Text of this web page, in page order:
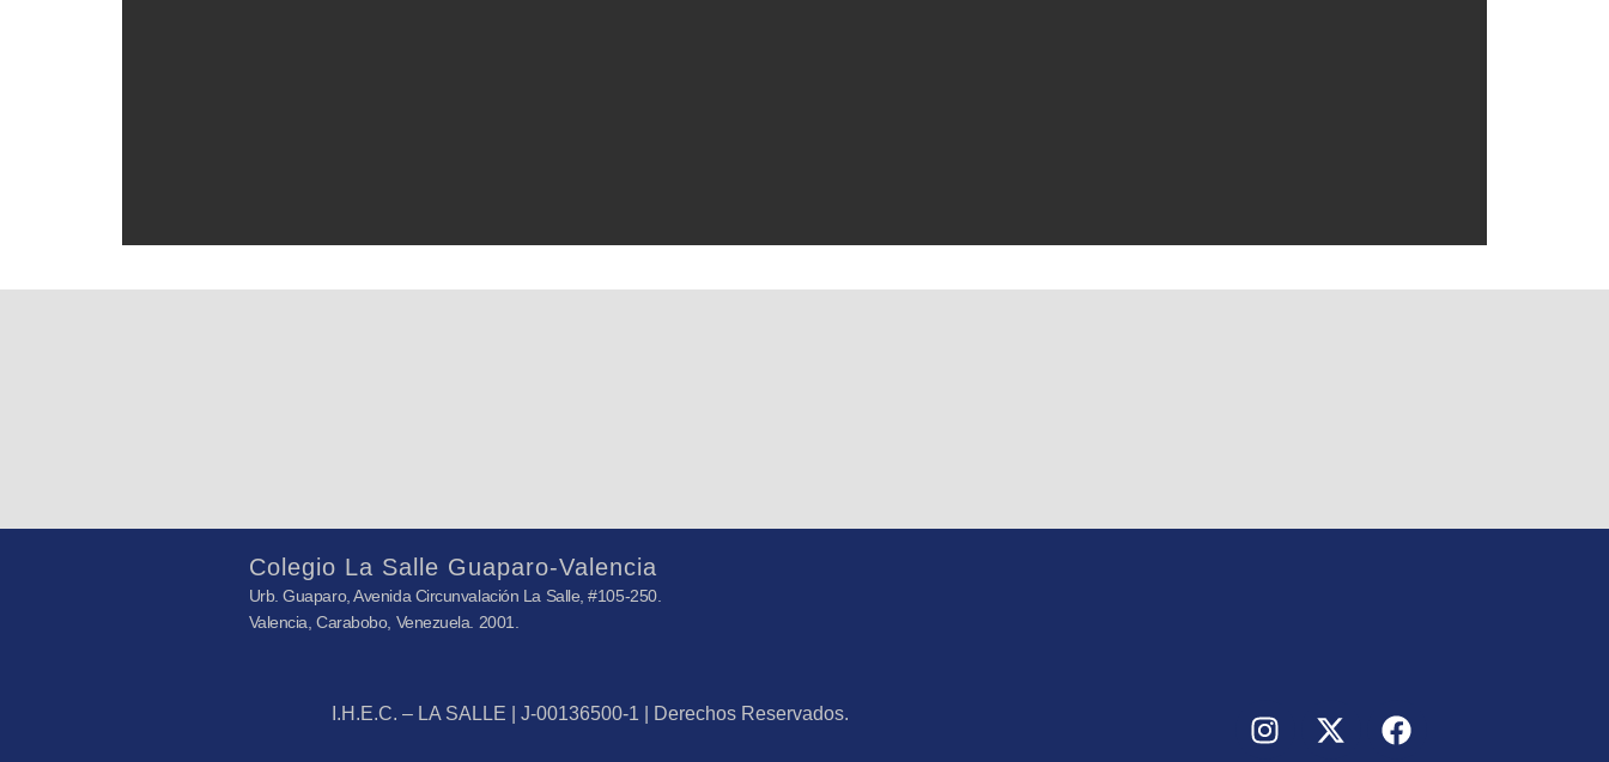
Colegio La Salle Guaparo-Valencia
Urb. Guaparo, Avenida Circunvalación La Salle, #105-250.
Valencia, Carabobo, Venezuela. 2001.
I.H.E.C. – LA SALLE | J-00136500-1 | Derechos Reservados.